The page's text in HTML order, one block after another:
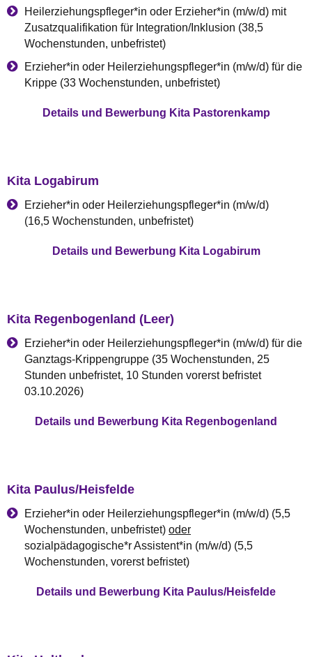
Heilerziehungspfleger*in oder Erzieher*in (m/w/d) mit
Zusatzqualifikation für Integration/Inklusion (38,5
Wochenstunden, unbefristet)
Erzieher*in oder Heilerziehungspfleger*in (m/w/d) für die
Krippe (33 Wochenstunden, unbefristet)
Details und Bewerbung Kita Pastorenkamp
Kita Logabirum
Erzieher*in oder Heilerziehungspfleger*in (m/w/d)
(16,5 Wochenstunden, unbefristet)
Details und Bewerbung Kita Logabirum
Kita Regenbogenland (Leer)
Erzieher*in oder Heilerziehungspfleger*in (m/w/d) für die
Ganztags-Krippengruppe (35 Wochenstunden, 25
Stunden unbefristet, 10 Stunden vorerst befristet
03.10.2026)
Details und Bewerbung Kita Regenbogenland
Kita Paulus/Heisfelde
Erzieher*in oder Heilerziehungspfleger*in (m/w/d) (5,5
Wochenstunden, unbefristet) oder
sozialpädagogische*r Assistent*in (m/w/d) (5,5
Wochenstunden, vorerst befristet)
Details und Bewerbung Kita Paulus/Heisfelde